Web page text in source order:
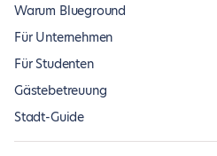
Warum Blueground
Für Unternehmen
Für Studenten
Gästebetreuung
Stadt-Guide